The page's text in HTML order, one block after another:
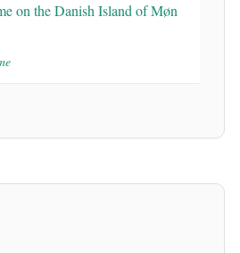
on the Danish Island of Møn